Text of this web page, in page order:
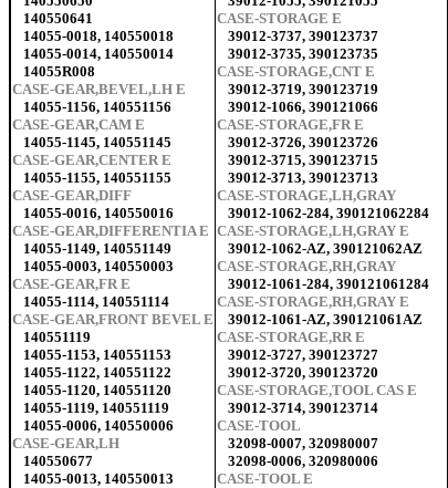
140550641
14055-0018, 140550018
14055-0014, 140550014
14055R008
CASE-GEAR,BEVEL,LH E
14055-1156, 140551156
CASE-GEAR,CAM E
14055-1145, 140551145
CASE-GEAR,CENTER E
14055-1155, 140551155
CASE-GEAR,DIFF
14055-0016, 140550016
CASE-GEAR,DIFFERENTIA E
14055-1149, 140551149
14055-0003, 140550003
CASE-GEAR,FR E
14055-1114, 140551114
CASE-GEAR,FRONT BEVEL E
140551119
14055-1153, 140551153
14055-1122, 140551122
14055-1120, 140551120
14055-1119, 140551119
14055-0006, 140550006
CASE-GEAR,LH
140550677
14055-0013, 140550013
CASE-STORAGE E
39012-3737, 390123737
39012-3735, 390123735
CASE-STORAGE,CNT E
39012-3719, 390123719
39012-1066, 390121066
CASE-STORAGE,FR E
39012-3726, 390123726
39012-3715, 390123715
39012-3713, 390123713
CASE-STORAGE,LH,GRAY
39012-1062-284, 390121062284
CASE-STORAGE,LH,GRAY E
39012-1062-AZ, 390121062AZ
CASE-STORAGE,RH,GRAY
39012-1061-284, 390121061284
CASE-STORAGE,RH,GRAY E
39012-1061-AZ, 390121061AZ
CASE-STORAGE,RR E
39012-3727, 390123727
39012-3720, 390123720
CASE-STORAGE,TOOL CAS E
39012-3714, 390123714
CASE-TOOL
32098-0007, 320980007
32098-0006, 320980006
CASE-TOOL E